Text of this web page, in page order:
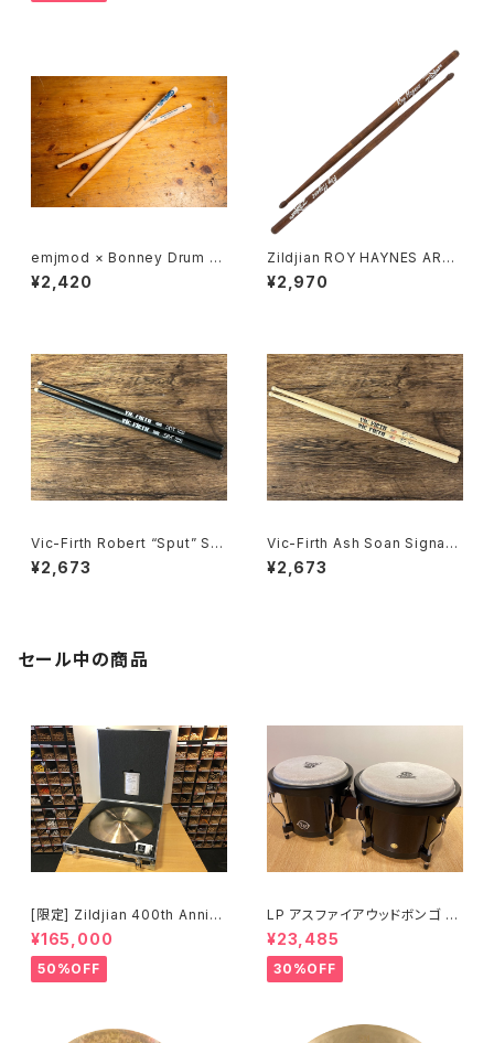
emjmod × Bonney Drum Ja
pan コラボレーションドラムス
ティック
¥2,420
Zildjian ROY HAYNES ARTI
ST SERIES DRUMSTICK ド
ラムスティック ZASRH
¥2,970
Vic-Firth Robert “Sput” Se
aright Signature Drum Stic
k VIC-SPUT
¥2,673
Vic-Firth Ash Soan Signatu
re Drum Stick VIC-SSOA
¥2,673
セール中の商品
[限定] Zildjian 400th Anniv
ersary Limited Edition Vaul
t Cymbals Vintage A Ride
20" 1697g No.80 /200
¥165,000
50%OFF
LP アスファイアウッドボンゴ LP
A601-DW (ダークウッド)
¥23,485
30%OFF